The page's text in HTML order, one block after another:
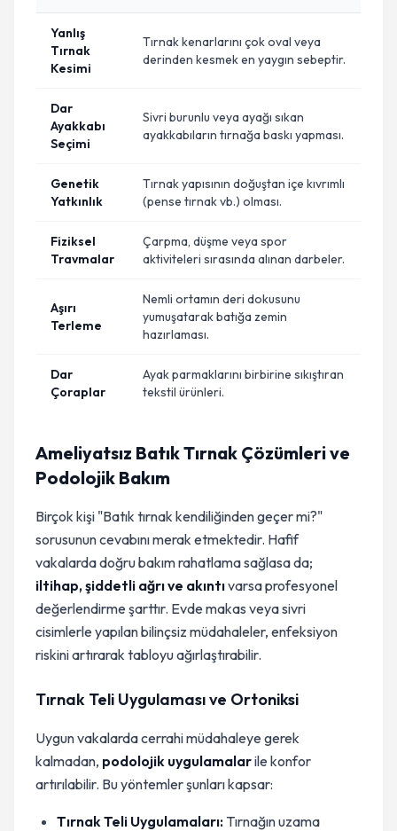
Yanlış
Tırnak
Kesimi
Tırnak kenarlarını çok oval veya
derinden kesmek en yaygın sebeptir.
Dar
Ayakkabı
Seçimi
Sivri burunlu veya ayağı sıkan
ayakkabıların tırnağa baskı yapması.
Genetik
Yatkınlık
Tırnak yapısının doğuştan içe kıvrımlı
(pense tırnak vb.) olması.
Fiziksel
Travmalar
Çarpma, düşme veya spor
aktiviteleri sırasında alınan darbeler.
Aşırı
Terleme
Nemli ortamın deri dokusunu
yumuşatarak batığa zemin
hazırlaması.
Dar
Çoraplar
Ayak parmaklarını birbirine sıkıştıran
tekstil ürünleri.
Ameliyatsız Batık Tırnak Çözümleri ve
Podolojik Bakım
Birçok kişi "Batık tırnak kendiliğinden geçer mi?"
sorusunun cevabını merak etmektedir. Hafif
vakalarda doğru bakım rahatlama sağlasa da;
iltihap, şiddetli ağrı ve akıntıvarsa profesyonel
değerlendirme şarttır. Evde makas veya sivri
cisimlerle yapılan bilinçsiz müdahaleler, enfeksiyon
riskini artırarak tabloyu ağırlaştırabilir.
Tırnak Teli Uygulaması ve Ortoniksi
Uygun vakalarda cerrahi müdahaleye gerek
kalmadan, podolojik uygulamalarile konfor
artırılabilir. Bu yöntemler şunları kapsar:
Tırnak Teli Uygulamaları: Tırnağın uzama